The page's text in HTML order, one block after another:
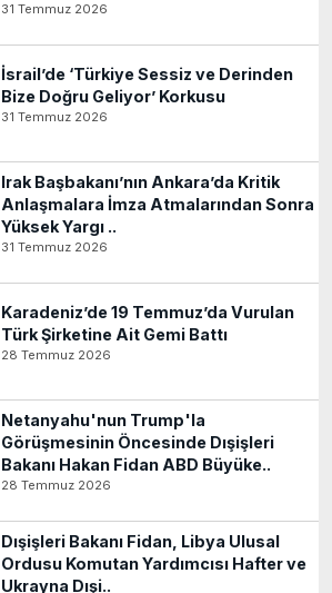
31 Temmuz 2026
İsrail’de ‘Türkiye Sessiz ve Derinden
Bize Doğru Geliyor’ Korkusu
31 Temmuz 2026
Irak Başbakanı’nın Ankara’da Kritik
Anlaşmalara İmza Atmalarından Sonra
Yüksek Yargı ..
31 Temmuz 2026
Karadeniz’de 19 Temmuz’da Vurulan
Türk Şirketine Ait Gemi Battı
28 Temmuz 2026
Netanyahu'nun Trump'la
Görüşmesinin Öncesinde Dışişleri
Bakanı Hakan Fidan ABD Büyüke..
28 Temmuz 2026
Dışişleri Bakanı Fidan, Libya Ulusal
Ordusu Komutan Yardımcısı Hafter ve
Ukrayna Dışi..